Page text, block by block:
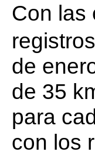
Con las
de
de 35
para
con los